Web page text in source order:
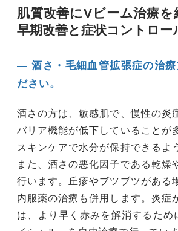
肌質改善にVビーム治療を
早期改善と症状コントロー
― 酒さ・毛細血管拡張症の治療
ださい。
酒さの方は、敏感肌で、慢性の炎
バリア機能が低下していることが
スキンケアで水分が保持できるよ
また、酒さの悪化因子である乾燥
行います。丘疹やブツブツがある
内服薬の治療も併用します。炎症
は、より早く赤みを解消するため